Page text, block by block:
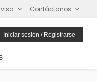
Contáctanos
Iniciar sesión / Registrarse